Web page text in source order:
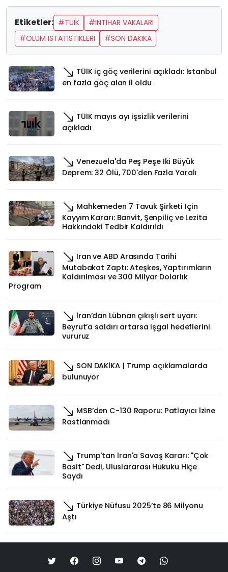
Etiketler: #TÜİK
#İNTİHAR VAKALARI
#ÖLÜM ISTATISTIKLERI
#SON DAKIKA
TÜİK iç göç verilerini açıkladı: İstanbul
en fazla göç alan il oldu
TÜİK mayıs ayı işsizlik verilerini
açıkladı
Venezuela'da Peş Peşe İki Büyük
Deprem: 32 Ölü, 700'den Fazla Yaralı
Mahkemeden 7 Tavuk Şirketi İçin
Kayyım Kararı: Banvit, Şenpiliç ve Lezita
Hakkındaki Tedbir Kaldırıldı
İran ve ABD Arasında Tarihi
Mutabakat Zaptı: Ateşkes, Yaptırımların
Kaldırılması ve 300 Milyar Dolarlık
Program
İran’dan Lübnan çıkışlı sert uyarı:
Beyrut’a saldırı artarsa işgal hedeflerini
vururuz
SON DAKİKA | Trump açıklamalarda
bulunuyor
MSB’den C-130 Raporu: Patlayıcı İzine
Rastlanmadı
Trump'tan İran'a Savaş Kararı: "Çok
Basit" Dedi, Uluslararası Hukuku Hiçe
Saydı
Türkiye Nüfusu 2025’te 86 Milyonu
Aştı